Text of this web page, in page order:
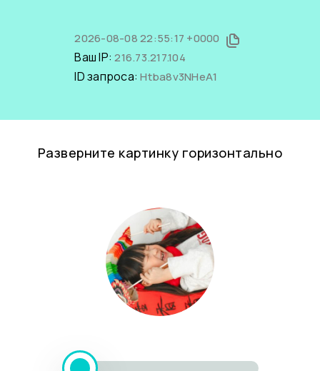
2026-08-08 22:55:17 +0000
Ваш IP:216.73.217.104
ID запроса:Htba8v3NHeA1
Разверните картинку горизонтально